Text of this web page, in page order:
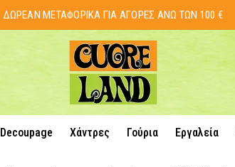
ΔΩΡΕΑΝ ΜΕΤΑΦΟΡΙΚΑ ΓΙΑ ΑΓΟΡΕΣ ΑΝΩ ΤΩΝ 100 €
Decoupage Χάντρες Γούρια Εργαλεία